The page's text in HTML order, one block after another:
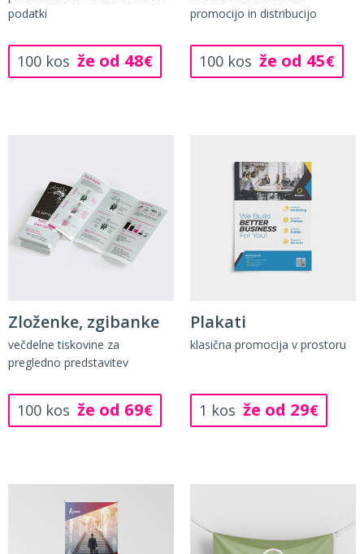
podatki
100 kos že od 48€
promocijo in distribucijo
100 kos že od 45€
Zloženke, zgibanke
večdelne tiskovine za
pregledno predstavitev
100 kos že od 69€
Plakati
klasična promocija v prostoru
1 kos že od 29€